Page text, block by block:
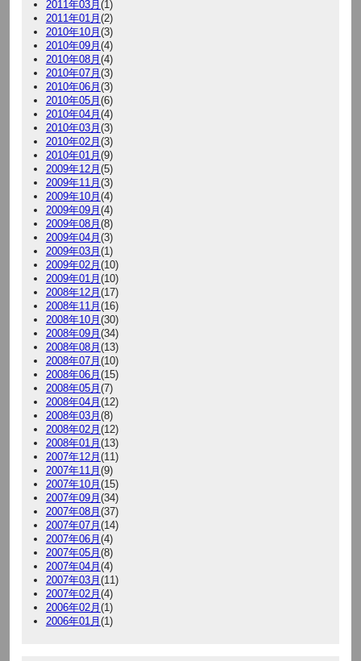
2011年03月 (1)
2011年01月 (2)
2010年10月 (3)
2010年09月 (4)
2010年08月 (4)
2010年07月 (3)
2010年06月 (3)
2010年05月 (6)
2010年04月 (4)
2010年03月 (3)
2010年02月 (3)
2010年01月 (9)
2009年12月 (5)
2009年11月 (3)
2009年10月 (4)
2009年09月 (4)
2009年08月 (8)
2009年04月 (3)
2009年03月 (1)
2009年02月 (10)
2009年01月 (10)
2008年12月 (17)
2008年11月 (16)
2008年10月 (30)
2008年09月 (34)
2008年08月 (13)
2008年07月 (10)
2008年06月 (15)
2008年05月 (7)
2008年04月 (12)
2008年03月 (8)
2008年02月 (12)
2008年01月 (13)
2007年12月 (11)
2007年11月 (9)
2007年10月 (15)
2007年09月 (34)
2007年08月 (37)
2007年07月 (14)
2007年06月 (4)
2007年05月 (8)
2007年04月 (4)
2007年03月 (11)
2007年02月 (4)
2006年02月 (1)
2006年01月 (1)